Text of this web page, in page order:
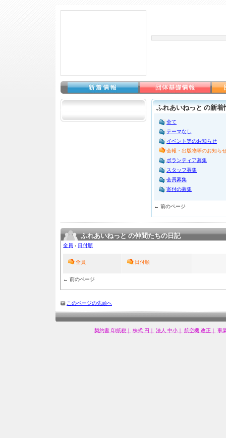
ふれあいねっと の新着
全て
テーマなし
イベント等のお知らせ
会報・出版物等のお知ら
ボランティア募集
スタッフ募集
会員募集
寄付の募集
← 前のページ
ふれあいねっと の仲間たちの日記
全員 › 日付順
全員 日付順
← 前のページ
このページの先頭へ
契約書 印紙税｜ 株式 円｜ 法人 中小｜ 航空機 改正｜ 事